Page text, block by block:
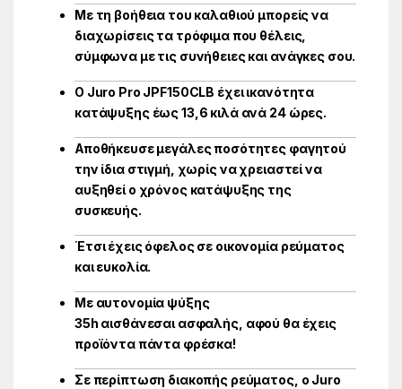
Με τη βοήθεια του καλαθιού μπορείς να
διαχωρίσεις τα τρόφιμα που θέλεις,
σύμφωνα με τις συνήθειες και ανάγκες σου.
Ο Juro Pro JPF150CLB έχει ικανότητα
κατάψυξης έως 13,6 κιλά ανά 24 ώρες.
Αποθήκευσε μεγάλες ποσότητες φαγητού
την ίδια στιγμή, χωρίς να χρειαστεί να
αυξηθεί ο χρόνος κατάψυξης της
συσκευής.
Έτσι έχεις όφελος σε οικονομία ρεύματος
και ευκολία.
Με αυτονομία ψύξης
35h αισθάνεσαι ασφαλής, αφού θα έχεις
προϊόντα πάντα φρέσκα!
Σε περίπτωση διακοπής ρεύματος, ο Juro